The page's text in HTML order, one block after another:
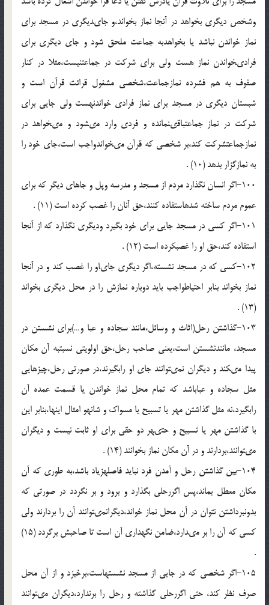
وشخص دیگرى بخواهد در آنجا نماز بخواند،و جاى‏دیگرى در مسجد براى
نماز خواندن نباشد یا بخواهدبه جماعت ملحق شود و جاى دیگرى براى
فرادى‏خواندن نماز هست ولى براى شرکت در جماعت‏نیست،مثلا در کنار
صفوف به هم فشرده نمازجماعت،شخصى مشغول قرائت قرآن است و
شبستان دیگرى در مسجد براى نماز فرادى خواندن‏هست ولى جایى براى
شرکت در نماز جماعت‏باقى‏نمانده و فردى وارد مى‏شود و مى‏خواهد در
نمازجماعت‏شرکت کند،بر شخصى که قرآن مى‏خواندواجب است،جاى خود را
به نمازگزار بدهد (10) .
100-اگر انسان نگذارد مردم از مسجد و مدرسه وپل و جاهاى دیگر که براى
عموم مردم ساخته شده‏استفاده کنند،حق آنان را غصب کرده است (11) .
101-اگر کسى در مسجد جایى براى خود بگیرد ودیگرى نگذارد که از آنجا
استفاده کند،حق او را غصب‏کرده است (12) .
102-کسى که در مسجد نشسته،اگر دیگرى جاى‏او را غصب کند و در آنجا
نماز بخواند بنابر احتیاطواجب باید دوباره نمازش را در محل دیگرى بخواند
(13) .
103-گذاشتن رحل(اثاث و وسائل،مانند سجاده و عبا و…)براى نشستن در
مسجد، مانندنشستن است،یعنى صاحب رحل،حق اولویتى نسبت‏به آن مکان
پیدا مى‏کند و دیگران نمى‏توانند جاى او رابگیرند،در صورتى رحل،چیزهایى
مثل سجاده و عباباشد که تمام محل نماز خواندن یا قسمت عمده آن
رابگیرد،نه مثل گذاشتن مهر یا تسبیح یا مسواک و شانه‏و امثال اینها،بنابر این
با گذاشتن مهر یا تسبیح و حتى‏هر دو حقى براى او ثابت نیست و دیگران
مى‏توانند،بردارند و در آن مکان نماز بخوانند (14) .
104-بین گذاشتن رحل و آمدن فرد نباید فاصله‏زیاد باشد،به طورى که آن
مکان معطل بماند،پس اگررحلى بگذارد و برود و بر نگردد در صورتى که
بدون‏برداشتن نتوان در آن محل نماز خواند،دیگران‏مى‏توانند آن را بردارند ولى
کسى که آن را بر مى‏دارد،ضامن نگهدارى آن است تا صاحبش برگردد (15)
.
105-اگر شخصى که در جایى از مسجد نشسته‏است،برخیزد و از آن محل
صرف نظر کند، حتى اگررحلى گذاشته و رحل را برندارد،دیگران مى‏توانند